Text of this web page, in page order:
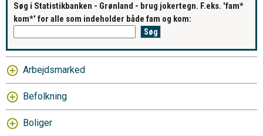
Søg i Statistikbanken - Grønland - brug jokertegn. F.eks. 'fam*
kom*' for alle som indeholder både fam og kom:
Arbejdsmarked
Befolkning
Boliger